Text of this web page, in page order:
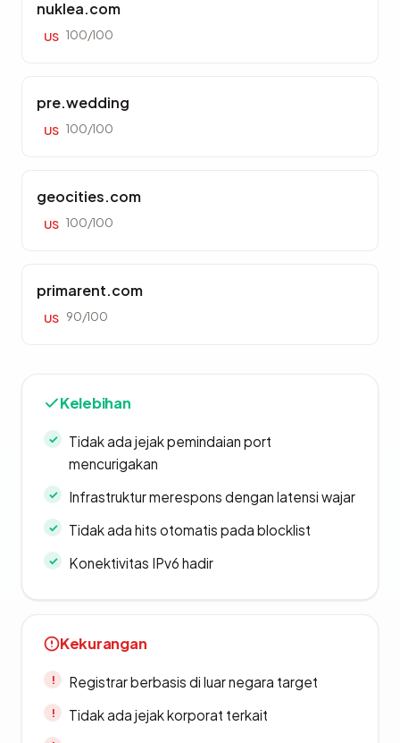
nuklea.com
US 100/100
pre.wedding
US 100/100
geocities.com
US 100/100
primarent.com
US 90/100
Kelebihan
Tidak ada jejak pemindaian port
mencurigakan
Infrastruktur merespons dengan latensi wajar
Tidak ada hits otomatis pada blocklist
Konektivitas IPv6 hadir
Kekurangan
Registrar berbasis di luar negara target
Tidak ada jejak korporat terkait